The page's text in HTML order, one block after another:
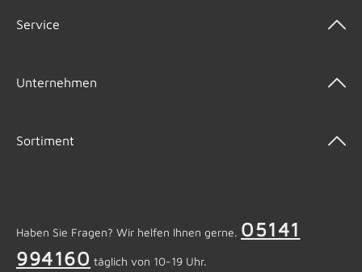
Service
Unternehmen
Sortiment
Haben Sie Fragen? Wir helfen Ihnen gerne. 05141
994160 täglich von 10-19 Uhr.